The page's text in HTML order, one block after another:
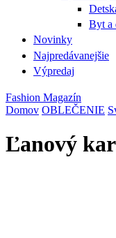
Byt a
Novinky
Najpredávanejšie
Výpredaj
Fashion Magazín
Domov OBLEČENIE
Ľanový